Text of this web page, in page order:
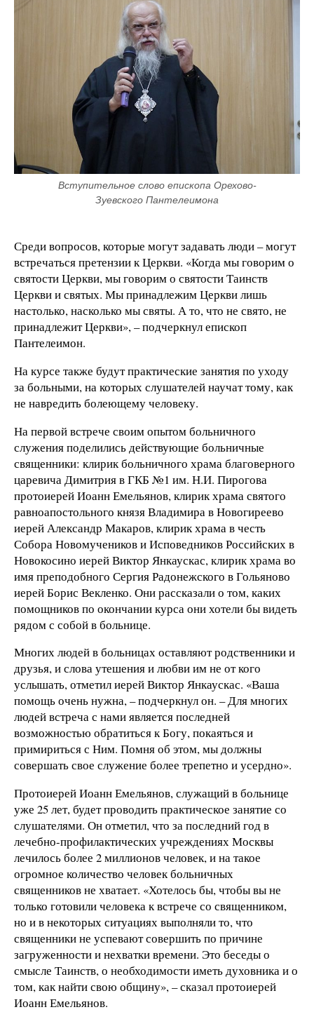
Вступительное слово епископа Орехово-
Зуевского Пантелеимона
Среди вопросов, которые могут задавать люди – могут
встречаться претензии к Церкви. «Когда мы говорим о
святости Церкви, мы говорим о святости Таинств
Церкви и святых. Мы принадлежим Церкви лишь
настолько, насколько мы святы. А то, что не свято, не
принадлежит Церкви», – подчеркнул епископ
Пантелеимон.
На курсе также будут практические занятия по уходу
за больными, на которых слушателей научат тому, как
не навредить болеющему человеку.
На первой встрече своим опытом больничного
служения поделились действующие больничные
священники: клирик больничного храма благоверного
царевича Димитрия в ГКБ №1 им. Н.И. Пирогова
протоиерей Иоанн Емельянов, клирик храма святого
равноапостольного князя Владимира в Новогиреево
иерей Александр Макаров, клирик храма в честь
Собора Новомучеников и Исповедников Российских в
Новокосино иерей Виктор Янкаускас, клирик храма во
имя преподобного Сергия Радонежского в Гольяново
иерей Борис Векленко. Они рассказали о том, каких
помощников по окончании курса они хотели бы видеть
рядом с собой в больнице.
Многих людей в больницах оставляют родственники и
друзья, и слова утешения и любви им не от кого
услышать, отметил иерей Виктор Янкаускас. «Ваша
помощь очень нужна, – подчеркнул он. – Для многих
людей встреча с нами является последней
возможностью обратиться к Богу, покаяться и
примириться с Ним. Помня об этом, мы должны
совершать свое служение более трепетно и усердно».
Протоиерей Иоанн Емельянов, служащий в больнице
уже 25 лет, будет проводить практическое занятие со
слушателями. Он отметил, что за последний год в
лечебно-профилактических учреждениях Москвы
лечилось более 2 миллионов человек, и на такое
огромное количество человек больничных
священников не хватает. «Хотелось бы, чтобы вы не
только готовили человека к встрече со священником,
но и в некоторых ситуациях выполняли то, что
священники не успевают совершить по причине
загруженности и нехватки времени. Это беседы о
смысле Таинств, о необходимости иметь духовника и о
том, как найти свою общину», – сказал протоиерей
Иоанн Емельянов.